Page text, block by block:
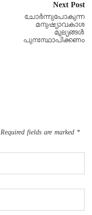
Next Post
ചോർന്നുപോകുന്ന
മനുഷ്യാവകാശ
മൂല്യങ്ങൾ
പുനഃസ്ഥാപിക്കണം
Required fields are marked *